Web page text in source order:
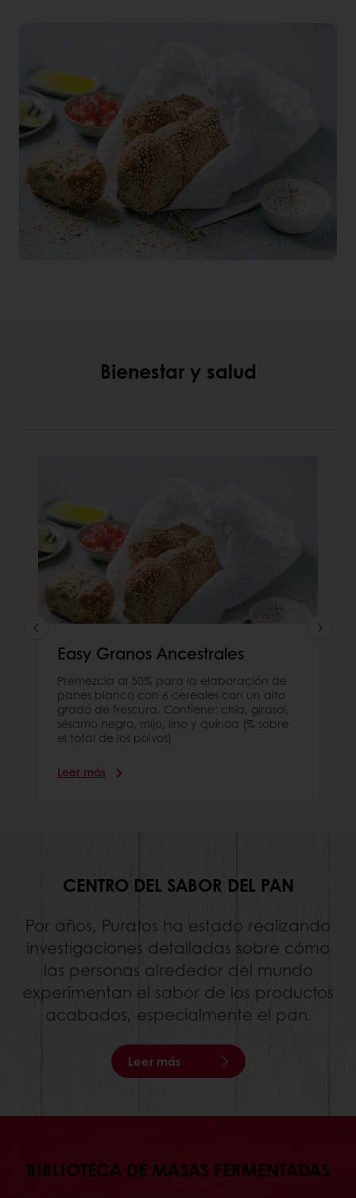
Bienestar y salud
Easy Granos Ancestrales
Premezcla al 50% para la elaboración de
panes blanco con 6 cereales con un alto
grado de frescura. Contiene: chía, girasol,
sésamo negro, mijo, lino y quínoa (% sobre
el total de los polvos)
Leer más
CENTRO DEL SABOR DEL PAN
Por años, Puratos ha estado realizando
investigaciones detalladas sobre cómo
las personas alrededor del mundo
experimentan el sabor de los productos
acabados, especialmente el pan.
Leer más
BIBLIOTECA DE MASAS FERMENTADAS